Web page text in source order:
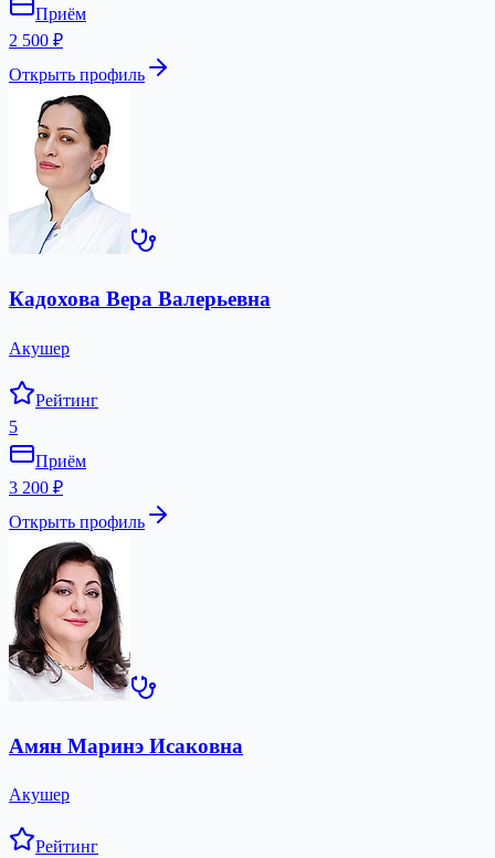
Приём
2 500 ₽
Открыть профиль
Кадохова Вера Валерьевна
Акушер
Рейтинг
5
Приём
3 200 ₽
Открыть профиль
Амян Маринэ Исаковна
Акушер
Рейтинг